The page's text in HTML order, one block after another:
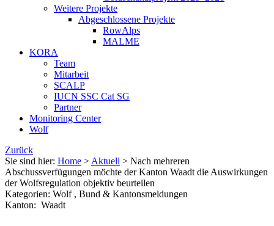
Weitere Projekte
Abgeschlossene Projekte
RowAlps
MALME
KORA
Team
Mitarbeit
SCALP
IUCN SSC Cat SG
Partner
Monitoring Center
Wolf
Zurück
Sie sind hier: Home >Aktuell > Nach mehreren
Abschussverfügungen möchte der Kanton Waadt die Auswirkungen
der Wolfsregulation objektiv beurteilen
Kategorien: Wolf , Bund & Kantons­meldungen
Kanton: Waadt